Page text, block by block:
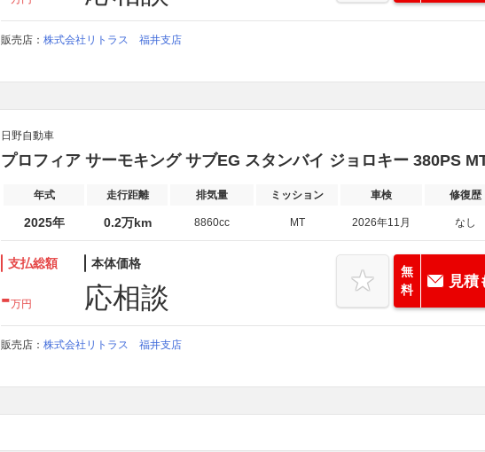
販売店： 株式会社リトラス 福井支店
日野自動車
プロフィア サーモキング サブEG スタンバイ ジョロキー 380PS
年式 走行距離 排気量 ミッション 車検 修復歴
2025年 0.2万km 8860cc MT 2026年11月 なし
支払総額
-万円
本体価格
応相談
無
料
見積
販売店： 株式会社リトラス 福井支店